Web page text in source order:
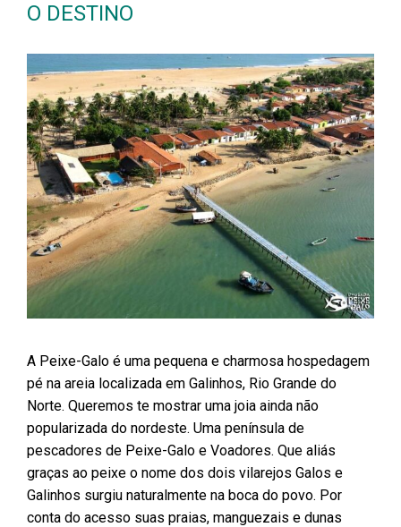
O DESTINO
A Peixe-Galo é uma pequena e charmosa hospedagem
pé na areia localizada em Galinhos, Rio Grande do
Norte. Queremos te mostrar uma joia ainda não
popularizada do nordeste. Uma península de
pescadores de Peixe-Galo e Voadores. Que aliás
graças ao peixe o nome dos dois vilarejos Galos e
Galinhos surgiu naturalmente na boca do povo. Por
conta do acesso suas praias, manguezais e dunas